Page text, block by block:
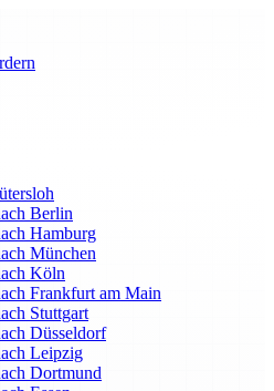
Berlin
Hamburg
München
Köln
Frankfurt am Main
Stuttgart
Düsseldorf
Leipzig
Dortmund